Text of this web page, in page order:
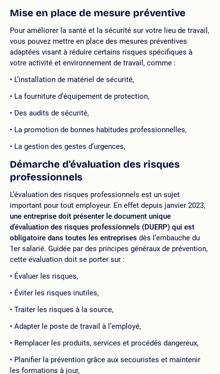
Mise en place de mesure préventive
Pour améliorer la santé et la sécurité sur votre lieu de travail,
vous pouvez mettre en place des mesures préventives
adaptées visant à réduire certains risques spécifiques à
votre activité et environnement de travail, comme :
L’installation de matériel de sécurité,
La fourniture d’équipement de protection,
Des audits de sécurité,
La promotion de bonnes habitudes professionnelles,
La gestion des gestes d’urgences,
Démarche d’évaluation des risques
professionnels
L’évaluation des risques professionnels est un sujet
important pour tout employeur. En effet depuis janvier 2023,
une entreprise doit présenter le document unique
d’évaluation des risques professionnels (DUERP) qui est
obligatoire dans toutes les entreprises dès l’embauche du
1er salarié. Guidée par des principes généraux de prévention,
cette évaluation doit se porter sur :
Évaluer les risques,
Éviter les risques inutiles,
Traiter les risques à la source,
Adapter le poste de travail à l’employé,
Remplacer les produits, services et procédés dangereux,
Planifier la prévention grâce aux secouristes et maintenir
les formations à jour,